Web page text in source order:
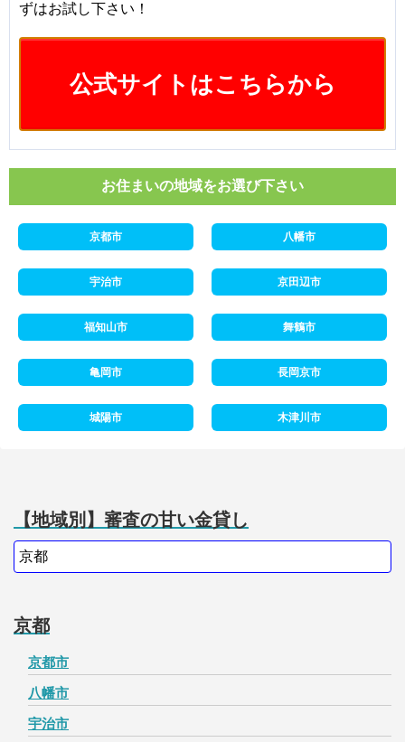
ずはお試し下さい！
公式サイトはこちらから
お住まいの地域をお選び下さい
京都市 八幡市
宇治市 京田辺市
福知山市 舞鶴市
亀岡市 長岡京市
城陽市 木津川市
【地域別】審査の甘い金貸し
京都
京都市
八幡市
宇治市